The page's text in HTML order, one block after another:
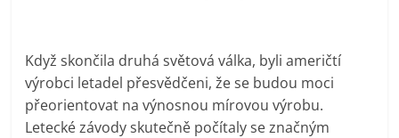
Když skončila druhá světová válka, byli američtí
výrobci letadel přesvědčeni, že se budou moci
přeorientovat na výnosnou mírovou výrobu.
Letecké závody skutečně počítaly se značným